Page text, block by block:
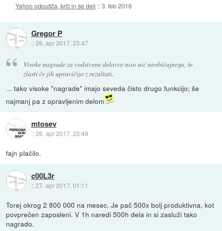
Yahoo odpušča, krči in se deli ::3. feb 2016
Gregor P
::26. apr 2017, 23:47
Visoke nagrade za vodstvene delavce niso nič neobičajnega, še
zlasti če jih upravičijo z rezultati.
... tako visoke "nagrade" imajo seveda čisto drugo funkcijo; še
najmanj pa z opravljenim delom
mtosev
::26. apr 2017, 23:49
fajn plačilo.
c00L3r
::27. apr 2017, 01:11
Torej okrog 2 800 000 na mesec. Je pač 500x bolj produktivna, kot
povprečen zaposleni. V 1h naredi 500h dela in si zasluži tako
nagrado.